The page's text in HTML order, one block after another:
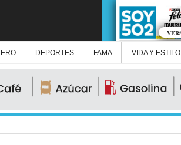
DEPORTES FAMA VIDA Y ESTILO